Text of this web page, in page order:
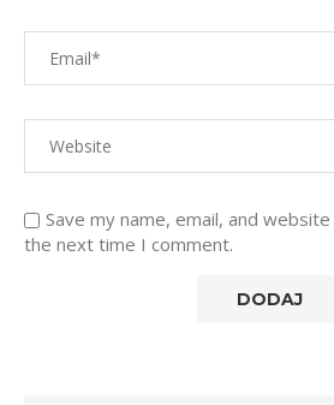
Save my name, email, and
the next time I comment.